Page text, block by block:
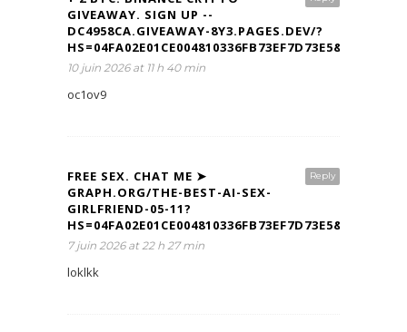
GIVEAWAY. SIGN UP --
DC4958CA.GIVEAWAY-8Y3.PAGES.DEV/?
HS=04FA02E01CE004810336FB73EF7D73E5&
10 juin 2026 at 11 h 40 min
oc1ov9
Reply
FREE SEX. CHAT ME ➤
GRAPH.ORG/THE-BEST-AI-SEX-
GIRLFRIEND-05-11?
HS=04FA02E01CE004810336FB73EF7D73E5&
7 juin 2026 at 22 h 27 min
loklkk